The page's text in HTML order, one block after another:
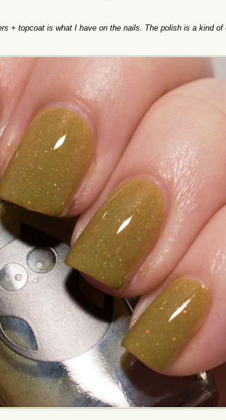
+ topcoat is what I have on the nails. The polish is a kind of